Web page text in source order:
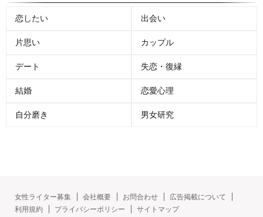
恋したい 出会い
片思い カップル
デート 失恋・復縁
結婚 恋愛心理
自分磨き 男女研究
女性ライター募集 会社概要 お問合わせ
広告掲載について
利用規約
プライバシーポリシー サイトマップ